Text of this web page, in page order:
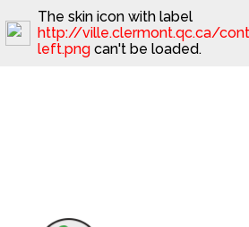
The skin icon with label
http://ville.clermont.qc.ca/
left.png can't be loaded.